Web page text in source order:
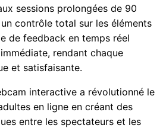
sessions prolongées de 90
contrôle total sur les éléments
de feedback en temps réel
rendant chaque
et satisfaisante.
interactive a révolutionné le
en ligne en créant des
entre les spectateurs et les